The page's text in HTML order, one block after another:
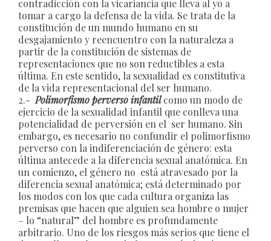
contradicción con la vicariancia que lleva al yo a
tomar a cargo la defensa de la vida. Se trata de la
constitución de un mundo humano en su
desgajamiento y reencuentro con la naturaleza a
partir de la constitución de sistemas de
representaciones que no son reductibles a esta
última. En este sentido, la sexualidad es constitutiva
de la vida representacional del ser humano.
2.- Polimorfismo perverso infantilcomo un modo de
ejercicio de la sexualidad infantil que conlleva una
potencialidad de perversión en el ser humano. Sin
embargo, es necesario no confundir el polimorfismo
perverso con la indiferenciación de género: esta
última antecede a la diferencia sexual anatómica. En
un comienzo, el género no está atravesado por la
diferencia sexual anatómica; está determinado por
los modos con los que cada cultura organiza las
premisas que hacen que alguien sea hombre o mujer
– lo “natural” del hombre es profundamente
arbitrario. Uno de los riesgos más serios que tiene el